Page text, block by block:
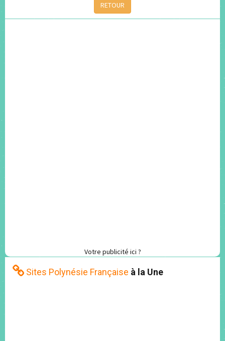
RETOUR
Votre publicité ici ?
Sites Polynésie Française à la Une